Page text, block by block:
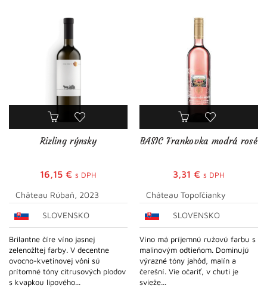
Rizling rýnsky
16,15 € s DPH
Château Rúbaň, 2023
SLOVENSKO
Brilantne číre víno jasnej
zelenožltej farby. V decentne
ovocno-kvetinovej vôni sú
prítomné tóny citrusových plodov
s kvapkou lipového...
BASIC Frankovka modrá rosé
3,31 € s DPH
Château Topoľčianky
SLOVENSKO
Víno má príjemnú ružovú farbu s
malinovým odtieňom. Dominujú
výrazné tóny jahôd, malín a
čerešní. Vie očariť, v chuti je
svieže...